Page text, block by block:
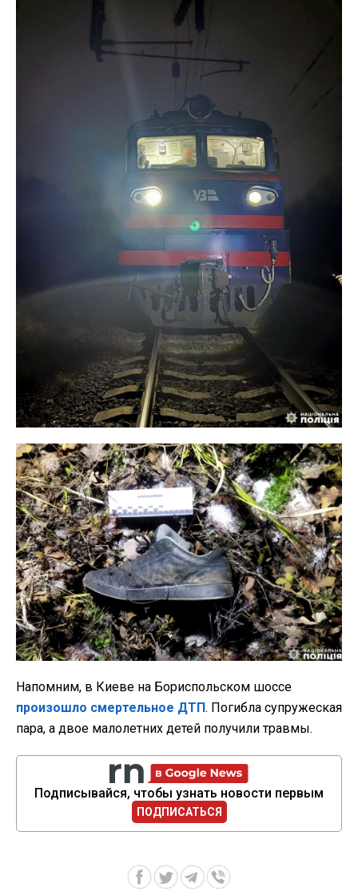
Напомним, в Киеве на Бориспольском шоссе
произошло смертельное ДТП. Погибла супружеская
пара, а двое малолетних детей получили травмы.
Подписывайся, чтобы узнать новости первым
ПОДПИСАТЬСЯ